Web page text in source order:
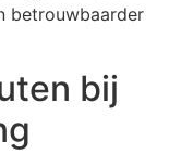
betrouwbaarder
bij